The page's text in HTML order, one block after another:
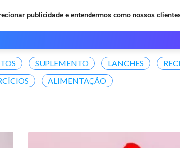
SUPLEMENTO LANCHES
ALIMENTAÇÃO
publicidade e entendermos como nossos